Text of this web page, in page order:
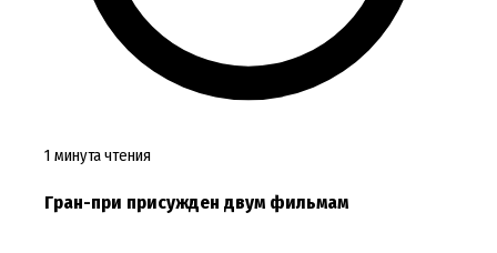
1 минута чтения
Гран-при присужден двум фильмам